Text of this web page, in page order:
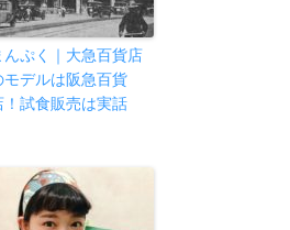
んぷく｜大急百貨店
モデルは阪急百貨
！試食販売は実話